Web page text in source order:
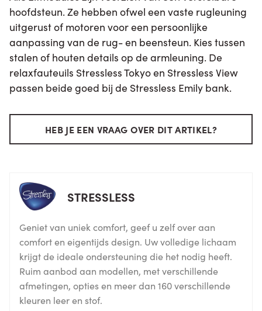
hoofdsteun. Ze hebben ofwel een vaste rugleuning
uitgerust of motoren voor een persoonlijke
aanpassing van de rug- en beensteun. Kies tussen
stalen of houten details op de armleuning. De
relaxfauteuils Stressless Tokyo en Stressless View
passen beide goed bij de Stressless Emily bank.
HEB JE EEN VRAAG OVER DIT ARTIKEL?
STRESSLESS
Geniet van uniek comfort, geef u zelf over aan
comfort en eigentijds design. Uw volledige lichaam
krijgt de ideale ondersteuning die het nodig heeft.
Ruim aanbod aan modellen, met verschillende
afmetingen, opties en meer dan 160 verschillende
kleuren leer en stof.